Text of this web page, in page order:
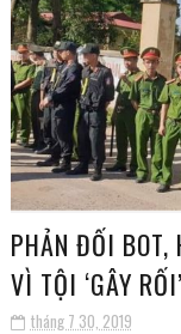
PHẢN ĐỐI
VÌ TỘI ‘GÂY
tháng 7 30, 2019